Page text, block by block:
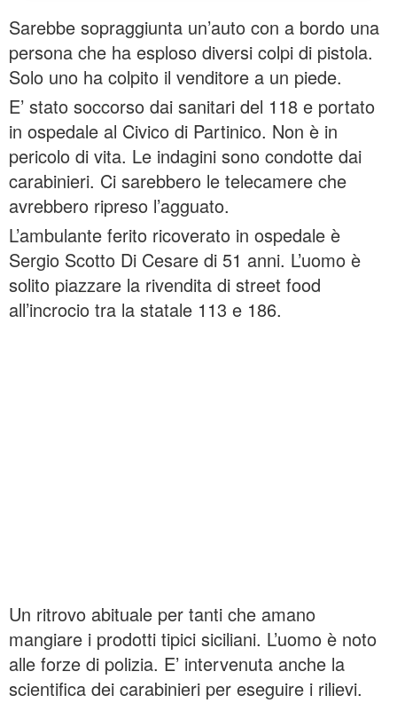
Sarebbe sopraggiunta un’auto con a bordo una
persona che ha esploso diversi colpi di pistola.
Solo uno ha colpito il venditore a un piede.
E’ stato soccorso dai sanitari del 118 e portato
in ospedale al Civico di Partinico. Non è in
pericolo di vita. Le indagini sono condotte dai
carabinieri. Ci sarebbero le telecamere che
avrebbero ripreso l’agguato.
L’ambulante ferito ricoverato in ospedale è
Sergio Scotto Di Cesare di 51 anni. L’uomo è
solito piazzare la rivendita di street food
all’incrocio tra la statale 113 e 186.
Un ritrovo abituale per tanti che amano
mangiare i prodotti tipici siciliani. L’uomo è noto
alle forze di polizia. E’ intervenuta anche la
scientifica dei carabinieri per eseguire i rilievi.